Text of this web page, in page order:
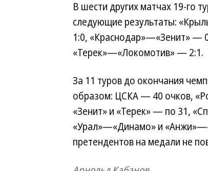
В шести других матчах 19-го
следующие результаты:
1:0, «Краснодар»—«Зенит»
«Терек»—«Локомотив» — 2:1.
За 11 туров до окончания
образом: ЦСКА — 40 очков,
«Зенит» и «Терек» — по 31,
«Урал»—«Динамо» и
претендентов на медали не